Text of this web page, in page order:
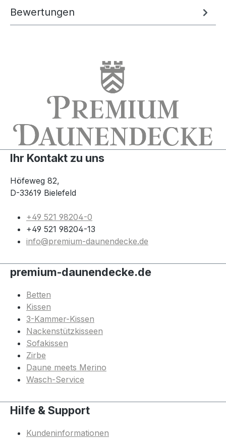
Bewertungen
Ihr Kontakt zu uns
Höfeweg 82,
D-33619 Bielefeld
+49 521 98204-0
+49 521 98204-13
info@premium-daunendecke.de
premium-daunendecke.de
Betten
Kissen
3-Kammer-Kissen
Nackenstützkisseen
Sofakissen
Zirbe
Daune meets Merino
Wasch-Service
Hilfe & Support
Kundeninformationen